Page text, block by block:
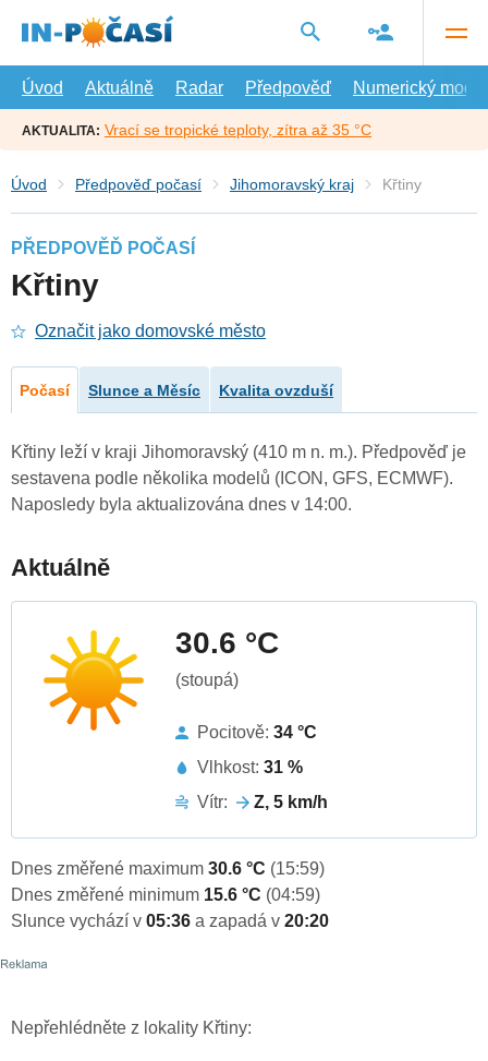
hlavní
Úvod
Aktuálně Radar Předpověď Numerický model
AKTUALITA: Vrací se tropické teploty, zítra až 35 °C
Úvod Předpověď počasí Jihomoravský kraj Křtiny
PŘEDPOVĚĎ POČASÍ
Křtiny
Označit jako domovské město
Počasí Slunce a Měsíc Kvalita ovzduší
Křtiny leží v kraji Jihomoravský (410 m n. m.). Předpověď je
sestavena podle několika modelů (ICON, GFS, ECMWF).
Naposledy byla aktualizována dnes v 14:00.
Aktuálně
30.6 °C
(stoupá)
Pocitově: 34 °C
Vlhkost: 31 %
Vítr:
Z, 5 km/h
Dnes změřené maximum 30.6 °C (15:59)
Dnes změřené minimum 15.6 °C (04:59)
Slunce vychází v 05:36 a zapadá v 20:20
Nepřehlédněte z lokality Křtiny: